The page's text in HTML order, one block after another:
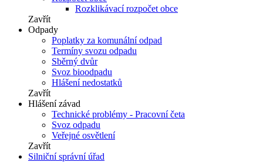
Rozklikávací rozpočet obce
Zavřít
Odpady
Poplatky za komunální odpad
Termíny svozu odpadu
Sběrný dvůr
Svoz bioodpadu
Hlášení nedostatků
Zavřít
Hlášení závad
Technické problémy - Pracovní četa
Svoz odpadu
Veřejné osvětlení
Zavřít
Silniční správní úřad